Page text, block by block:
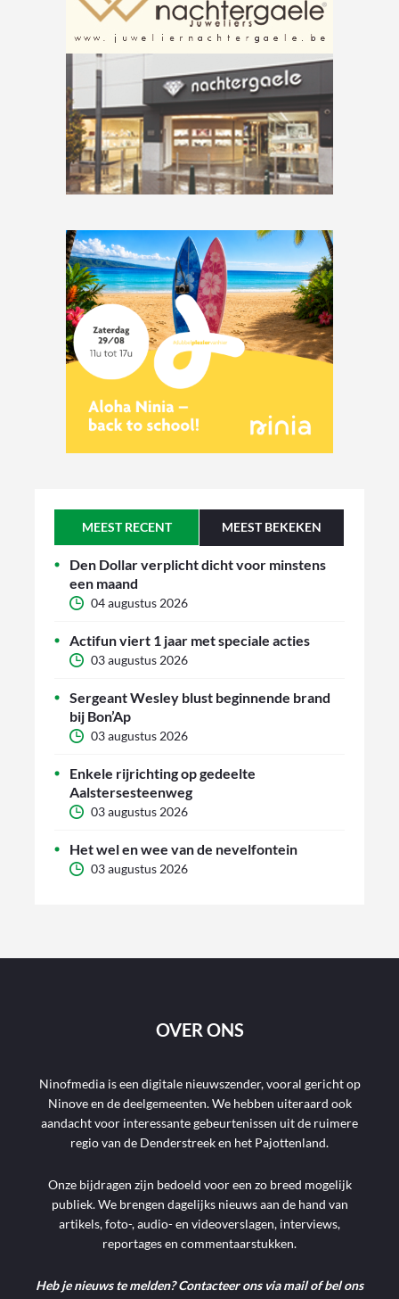
MEEST RECENT MEEST BEKEKEN
Den Dollar verplicht dicht voor minstens
een maand
04 augustus 2026
Actifun viert 1 jaar met speciale acties
03 augustus 2026
Sergeant Wesley blust beginnende brand
bij Bon’Ap
03 augustus 2026
Enkele rijrichting op gedeelte
Aalstersesteenweg
03 augustus 2026
Het wel en wee van de nevelfontein
03 augustus 2026
OVER ONS
Ninofmedia is een digitale nieuwszender, vooral gericht op
Ninove en de deelgemeenten. We hebben uiteraard ook
aandacht voor interessante gebeurtenissen uit de ruimere
regio van de Denderstreek en het Pajottenland.
Onze bijdragen zijn bedoeld voor een zo breed mogelijk
publiek. We brengen dagelijks nieuws aan de hand van
artikels, foto-, audio- en videoverslagen, interviews,
reportages en commentaarstukken.
Heb je nieuws te melden? Contacteer ons via mail of bel ons